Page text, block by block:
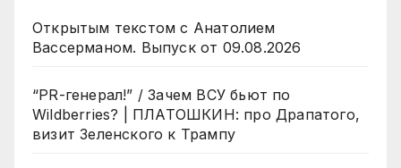
Открытым текстом с Анатолием
Вассерманом. Выпуск от 09.08.2026
“PR-генерал!” / Зачем ВСУ бьют по
Wildberries? | ПЛАТОШКИН: про Драпатого,
визит Зеленского к Трампу